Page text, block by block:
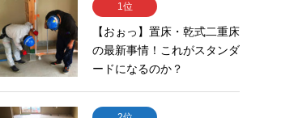
1位
【おぉっ】置床・乾式二重床
の最新事情！これがスタンダ
ードになるのか？